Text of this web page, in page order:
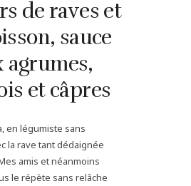
de raves et
sauce
agrumes,
et câpres
en légumiste sans
la rave tant dédaignée
amis et néanmoins
le répète sans relâche